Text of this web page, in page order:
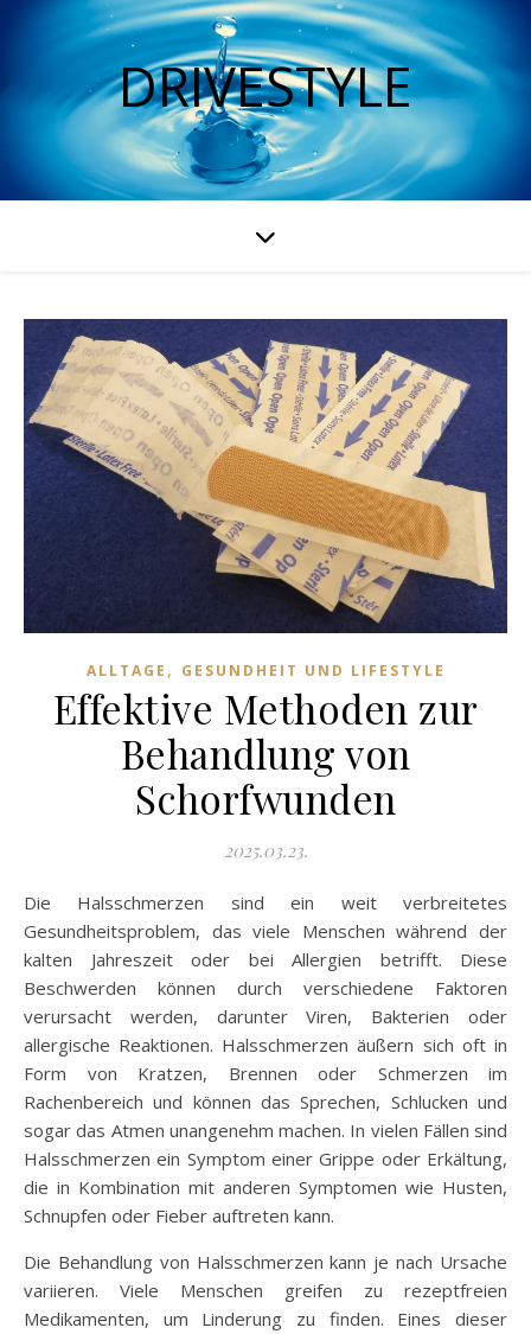
DRIVESTYLE
ALLTAGE , GESUNDHEIT UND LIFESTYLE
Effektive Methoden zur
Behandlung von
Schorfwunden
2025.03.23.
Die Halsschmerzen sind ein weit verbreitetes
Gesundheitsproblem, das viele Menschen während der
kalten Jahreszeit oder bei Allergien betrifft. Diese
Beschwerden können durch verschiedene Faktoren
verursacht werden, darunter Viren, Bakterien oder
allergische Reaktionen. Halsschmerzen äußern sich oft in
Form von Kratzen, Brennen oder Schmerzen im
Rachenbereich und können das Sprechen, Schlucken und
sogar das Atmen unangenehm machen. In vielen Fällen sind
Halsschmerzen ein Symptom einer Grippe oder Erkältung,
die in Kombination mit anderen Symptomen wie Husten,
Schnupfen oder Fieber auftreten kann.
Die Behandlung von Halsschmerzen kann je nach Ursache
variieren. Viele Menschen greifen zu rezeptfreien
Medikamenten, um Linderung zu finden. Eines dieser